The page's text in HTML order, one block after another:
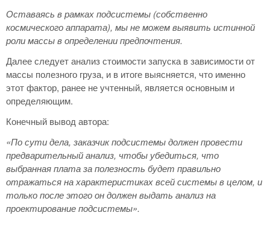
Оставаясь в рамках подсистемы (собственно
космического аппарата), мы не можем выявить истинной
роли массы в определении предпочтения.
Далее следует анализ стоимости запуска в зависимости от
массы полезного груза, и в итоге выясняется, что именно
этот фактор, ранее не учтенный, является основным и
определяющим.
Конечный вывод автора:
«По сути дела, заказчик подсистемы должен провести
предварительный анализ, чтобы убедиться, что
выбранная плата за полезность будет правильно
отражаться на характеристиках всей системы в целом, и
только после этого он должен выдать анализ на
проектирование подсистемы».